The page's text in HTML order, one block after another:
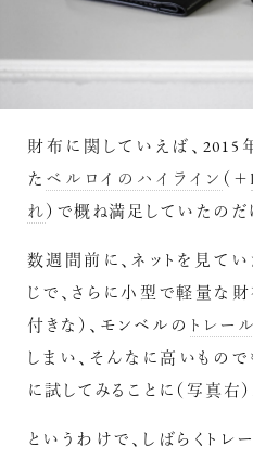
財布に関していえば、2015
た ベルロイのハイライン （＋
れ）で概ね満足していたのだ
数週間前に、ネットを見て
じで、さらに小型で軽量な
付きな）、モンベルの トレー
しまい、そんなに高いもの
に試してみることに（写真右）
というわけで、しばらくトレ